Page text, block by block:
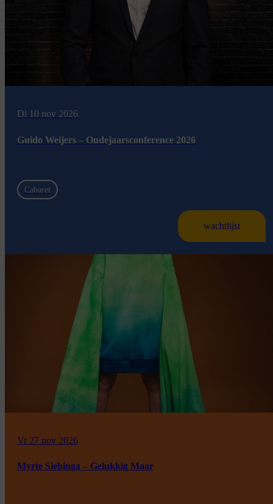
Di 10 nov 2026
Guido Weijers – Oudejaarsconference 2026
Cabaret
wachtlijst
Vr 27 nov 2026
Myrte Siebinga – Gelukkig Maar